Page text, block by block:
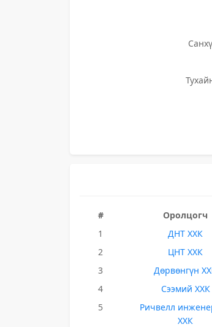
# Оролцогч
1
ДНТ ХХК
2
ЦНТ ХХК
3
Дөрвөнгүн
4
Сээмий ХХК
5
Ричвелл
ХХК